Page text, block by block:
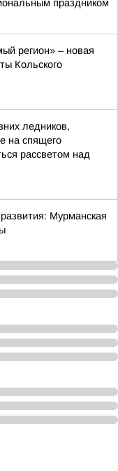
праздником
регион» – новая
Кольского
ледников,
на спящего
рассветом над
Мурманская